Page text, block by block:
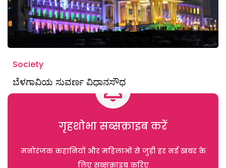
Society
ಬೆಳಗಾವಿಯ ಸುವರ್ಣ ವಿಧಾನಸೌಧ
गृहशोभा सब्सक्राइब करें
मनोरंजक कहानियों और महिलाओं से जुड़ी हर नई खबर के
लिए सब्सक्राइब करिए